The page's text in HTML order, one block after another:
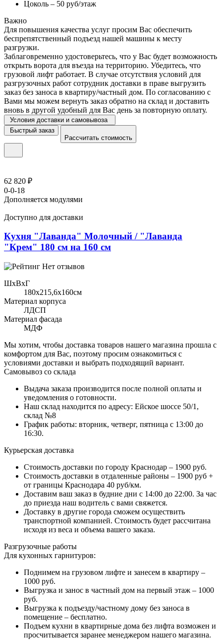
Цоколь – 50 руб/этаж
Важно
Для повышения качества услуг просим Вас обеспечить
беспрепятственный подъезд нашей машины к месту
разгрузки.
Заблаговременно удостоверьтесь, что у Вас будет возможность
открыть ворота для въезда на территорию. Убедитесь, что
грузовой лифт работает. В случае отсутствия условий для
разгрузочных работ сотрудник доставки в праве выгрузить
заказ без заноса в квартиру/частный дом. По согласованию с
Вами мы можем вернуть заказ обратно на склад и доставить
вновь в другой удобный для Вас день за повторную оплату.
Условия доставки и самовывоза
Быстрый заказ
Рассчитать стоимость
62 820 ₽
0-0-18
Дополняется модулями
Доступно для доставки
Кухня "Лаванда" Молочный / "Лаванда
"Крем" 180 см на 160 см
Нет отзывов
ШхВхГ
180x215,6х160см
Материал корпуса
ЛДСП
Материал фасада
МДФ
Мы хотим, чтобы доставка товаров нашего магазина прошла с
комфортом для Вас, поэтому просим ознакомиться с
условиями доставки и выбрать подходящий вариант.
Самовывоз со склада
Выдача заказа производится после полной оплаты и
уведомления о готовности.
Наш склад находится по адресу: Ейское шоссе 50/1,
склад №8
График работы: вторник, четверг, пятница с 13:00 до
16:30.
Курьерская доставка
Стоимость доставки по городу Краснодар – 1900 руб.
Стоимость доставки в отдаленные районы – 1900 руб +
от границы Краснодара 40 руб/км.
Доставим ваш заказ в будние дни с 14:00 до 22:00. За час
до приезда наш водитель с вами свяжется.
Доставку в другие города сможем осуществить
транспортной компанией. Стоимость будет рассчитана
исходя из веса и объема вашего заказа.
Разгрузочные работы
Для кухонных гарнитуров:
Поднимем на грузовом лифте и занесем в квартиру –
1000 руб.
Выгрузка и занос в частный дом на первый этаж – 1000
руб.
Выгрузка к подъезду/частному дому без заноса в
помещение – бесплатно.
Подъем кухни в квартирные дома без лифта возможен и
просчитывается заранее менеджером нашего магазина.